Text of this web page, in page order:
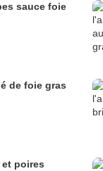
sauce foie
de foie gras
poires